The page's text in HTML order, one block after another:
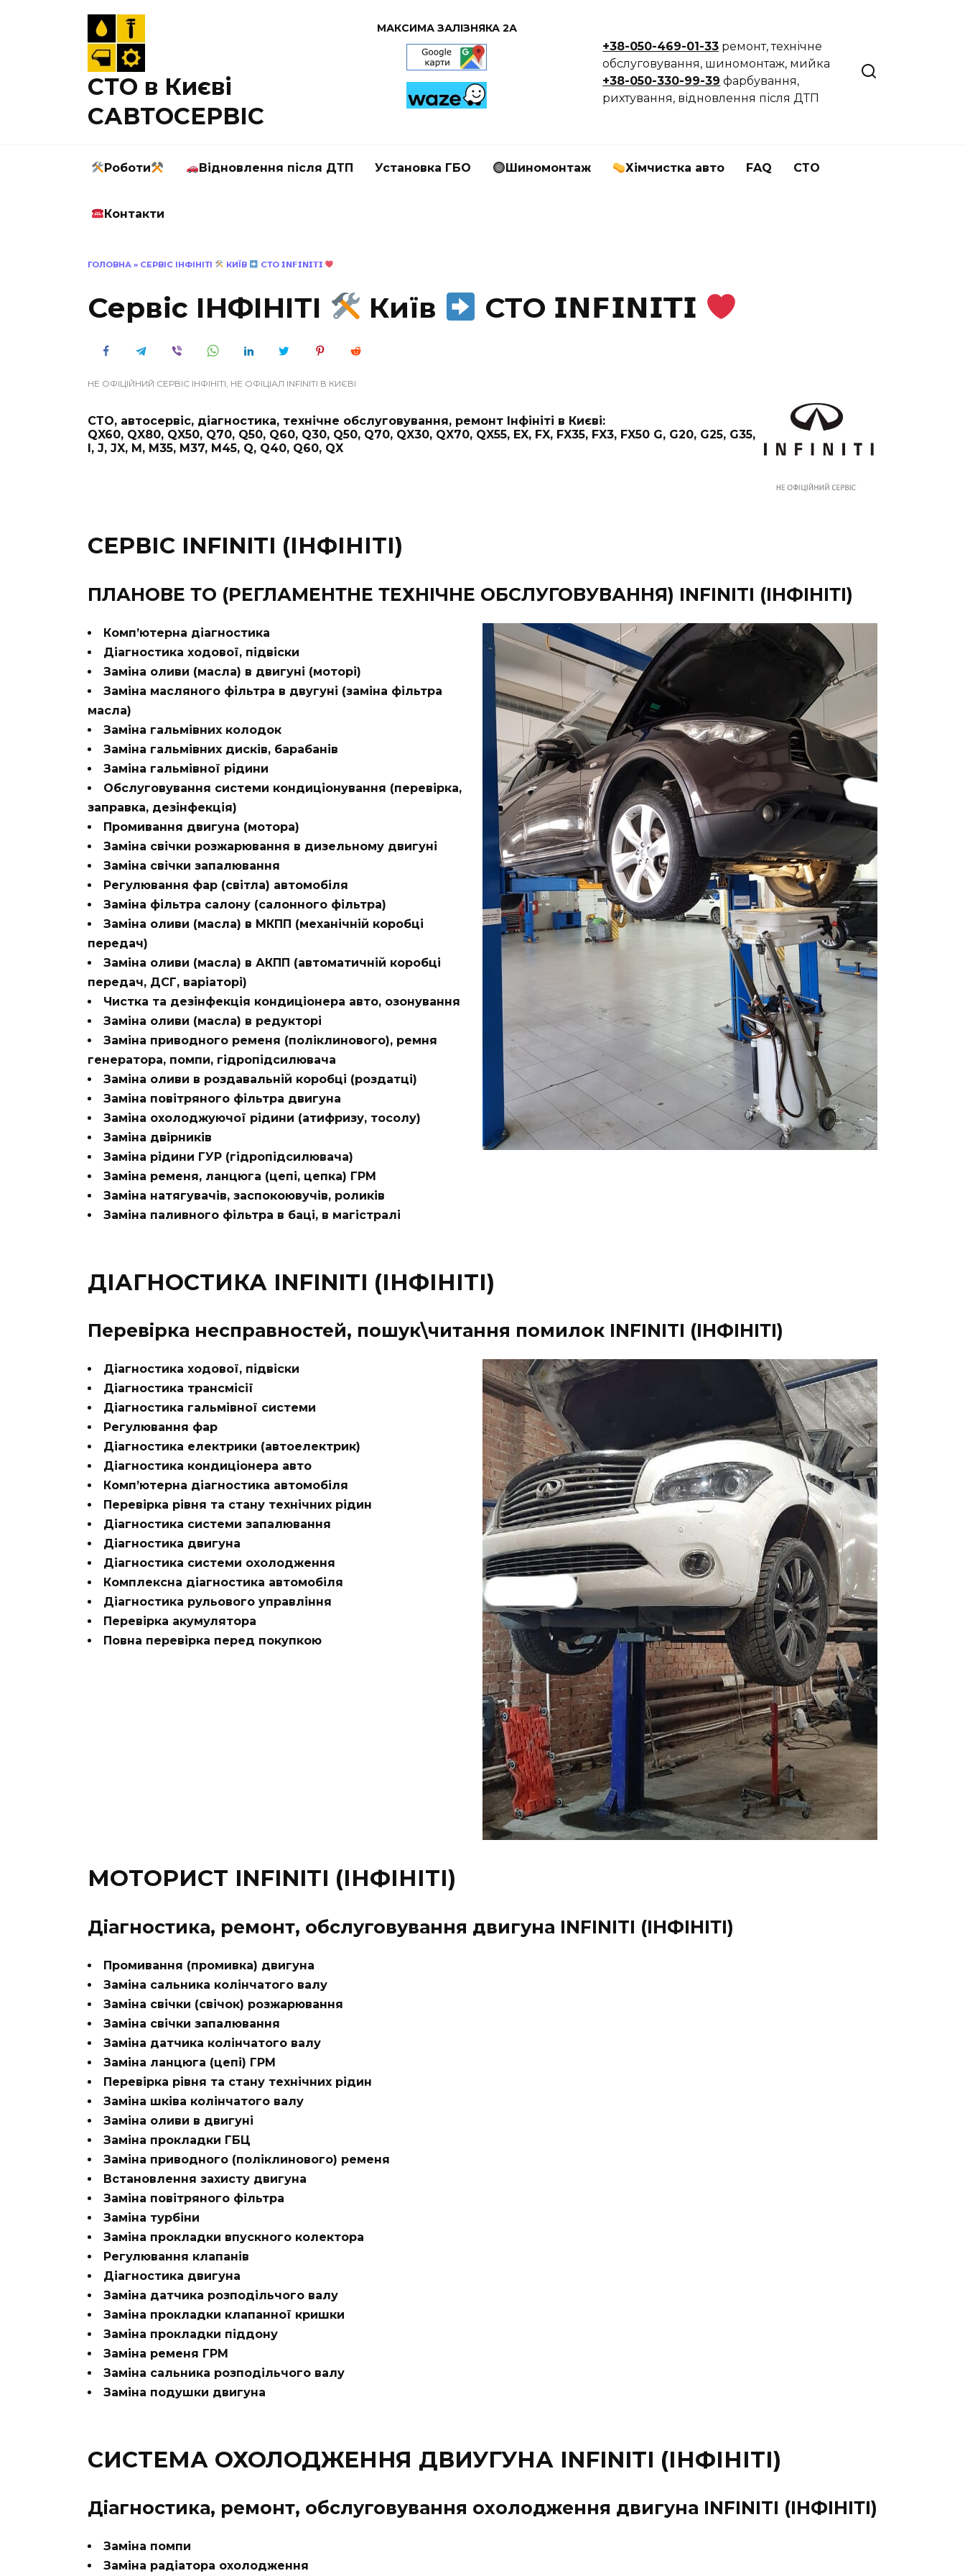
СТО в Києві
САВТОСЕРВІС
МАКСИМА ЗАЛІЗНЯКА 2А
+38-050-469-01-33 ремонт, технічне
обслуговування, шиномонтаж, мийка
+38-050-330-99-39 фарбування,
рихтування, відновлення після ДТП
Роботи Відновлення після ДТП Установка ГБО Шиномонтаж Хімчистка авто FAQ СТО
Контакти
ГОЛОВНА » СЕРВІС ІНФІНІТІ КИЇВ СТО 𝗜𝗡𝗙𝗜𝗡𝗜𝗧𝗜
Сервіс ІНФІНІТІ Київ СТО 𝗜𝗡𝗙𝗜𝗡𝗜𝗧𝗜
НЕ ОФІЦІЙНИЙ СЕРВІС ІНФІНІТІ, НЕ ОФІЦІАЛ INFINITI В КИЄВІ
СТО, автосервіс, діагностика, технічне обслуговування, ремонт Інфініті в Києві:
QX60, QX80, QX50, Q70, Q50, Q60, Q30, Q50, Q70, QX30, QX70, QX55, EX, FX, FX35, FX3, FX50 G, G20, G25, G35,
I, J, JX, M, M35, M37, M45, Q, Q40, Q60, QX
СЕРВІС INFINITI (ІНФІНІТІ)
ПЛАНОВЕ ТО (РЕГЛАМЕНТНЕ ТЕХНІЧНЕ ОБСЛУГОВУВАННЯ) INFINITI (ІНФІНІТІ)
Комп’ютерна діагностика
Діагностика ходової, підвіски
Заміна оливи (масла) в двигуні (моторі)
Заміна масляного фільтра в двугуні (заміна фільтра
масла)
Заміна гальмівних колодок
Заміна гальмівних дисків, барабанів
Заміна гальмівної рідини
Обслуговування системи кондиціонування (перевірка,
заправка, дезінфекція)
Промивання двигуна (мотора)
Заміна свічки розжарювання в дизельному двигуні
Заміна свічки запалювання
Регулювання фар (світла) автомобіля
Заміна фільтра салону (салонного фільтра)
Заміна оливи (масла) в МКПП (механічній коробці
передач)
Заміна оливи (масла) в АКПП (автоматичній коробці
передач, ДСГ, варіаторі)
Чистка та дезінфекція кондиціонера авто, озонування
Заміна оливи (масла) в редукторі
Заміна приводного ременя (поліклинового), ремня
генератора, помпи, гідропідсилювача
Заміна оливи в роздавальній коробці (роздатці)
Заміна повітряного фільтра двигуна
Заміна охолоджуючої рідини (атифризу, тосолу)
Заміна двірників
Заміна рідини ГУР (гідропідсилювача)
Заміна ременя, ланцюга (цепі, цепка) ГРМ
Заміна натягувачів, заспокоювучів, роликів
Заміна паливного фільтра в баці, в магістралі
ДІАГНОСТИКА INFINITI (ІНФІНІТІ)
Перевірка несправностей, пошук\читання помилок INFINITI (ІНФІНІТІ)
Діагностика ходової, підвіски
Діагностика трансмісії
Діагностика гальмівної системи
Регулювання фар
Діагностика електрики (автоелектрик)
Діагностика кондиціонера авто
Комп’ютерна діагностика автомобіля
Перевірка рівня та стану технічних рідин
Діагностика системи запалювання
Діагностика двигуна
Діагностика системи охолодження
Комплексна діагностика автомобіля
Діагностика рульового управління
Перевірка акумулятора
Повна перевірка перед покупкою
МОТОРИСТ INFINITI (ІНФІНІТІ)
Діагностика, ремонт, обслуговування двигуна INFINITI (ІНФІНІТІ)
Промивання (промивка) двигуна
Заміна сальника колінчатого валу
Заміна свічки (свічок) розжарювання
Заміна свічки запалювання
Заміна датчика колінчатого валу
Заміна ланцюга (цепі) ГРМ
Перевірка рівня та стану технічних рідин
Заміна шківа колінчатого валу
Заміна оливи в двигуні
Заміна прокладки ГБЦ
Заміна приводного (поліклинового) ременя
Встановлення захисту двигуна
Заміна повітряного фільтра
Заміна турбіни
Заміна прокладки впускного колектора
Регулювання клапанів
Діагностика двигуна
Заміна датчика розподільчого валу
Заміна прокладки клапанної кришки
Заміна прокладки піддону
Заміна ременя ГРМ
Заміна сальника розподільчого валу
Заміна подушки двигуна
СИСТЕМА ОХОЛОДЖЕННЯ ДВИУГУНА INFINITI (ІНФІНІТІ)
Діагностика, ремонт, обслуговування охолодження двигуна INFINITI (ІНФІНІТІ)
Заміна помпи
Заміна радіатора охолодження